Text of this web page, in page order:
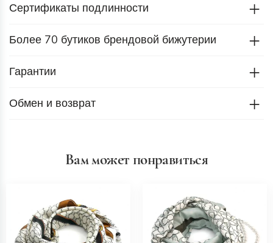
Сертификаты подлинности
Более 70 бутиков брендовой бижутерии
Гарантии
Обмен и возврат
Вам может понравиться